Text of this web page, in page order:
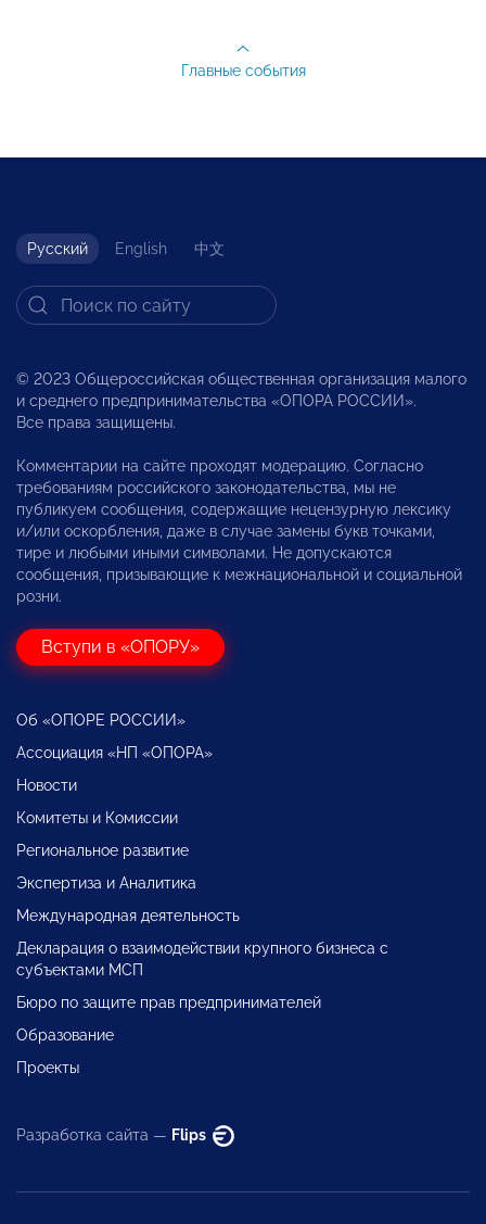
Главные события
Русский English 中文
© 2023 Общероссийская общественная организация малого
и среднего предпринимательства «ОПОРА РОССИИ».
Все права защищены.
Комментарии на сайте проходят модерацию. Согласно
требованиям российского законодательства, мы не
публикуем сообщения, содержащие нецензурную лексику
и/или оскорбления, даже в случае замены букв точками,
тире и любыми иными символами. Не допускаются
сообщения, призывающие к межнациональной и социальной
розни.
Вступи в «ОПОРУ»
Об «ОПОРЕ РОССИИ»
Ассоциация «НП «ОПОРА»
Новости
Комитеты и Комиссии
Региональное развитие
Экспертиза и Аналитика
Международная деятельность
Декларация о взаимодействии крупного бизнеса с
субъектами МСП
Бюро по защите прав предпринимателей
Образование
Проекты
Разработка сайта — Flips